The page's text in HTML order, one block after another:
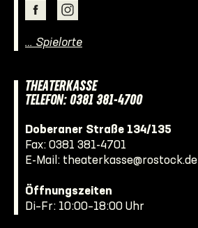
… Spielorte
THEATERKASSE
TELEFON: 0381 381-4700
Doberaner Straße 134/135
Fax: 0381 381-4701
E-Mail: theaterkasse@rostock.de
Öffnungszeiten
Di–Fr: 10:00–18:00 Uhr